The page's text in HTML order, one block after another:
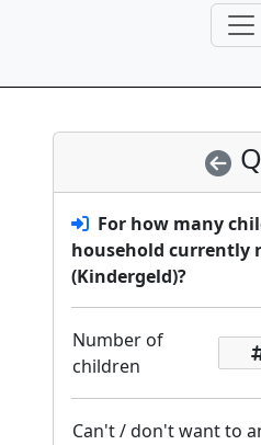
For how many
household currently
(Kindergeld)?
Number of
children
Can't / don't want to